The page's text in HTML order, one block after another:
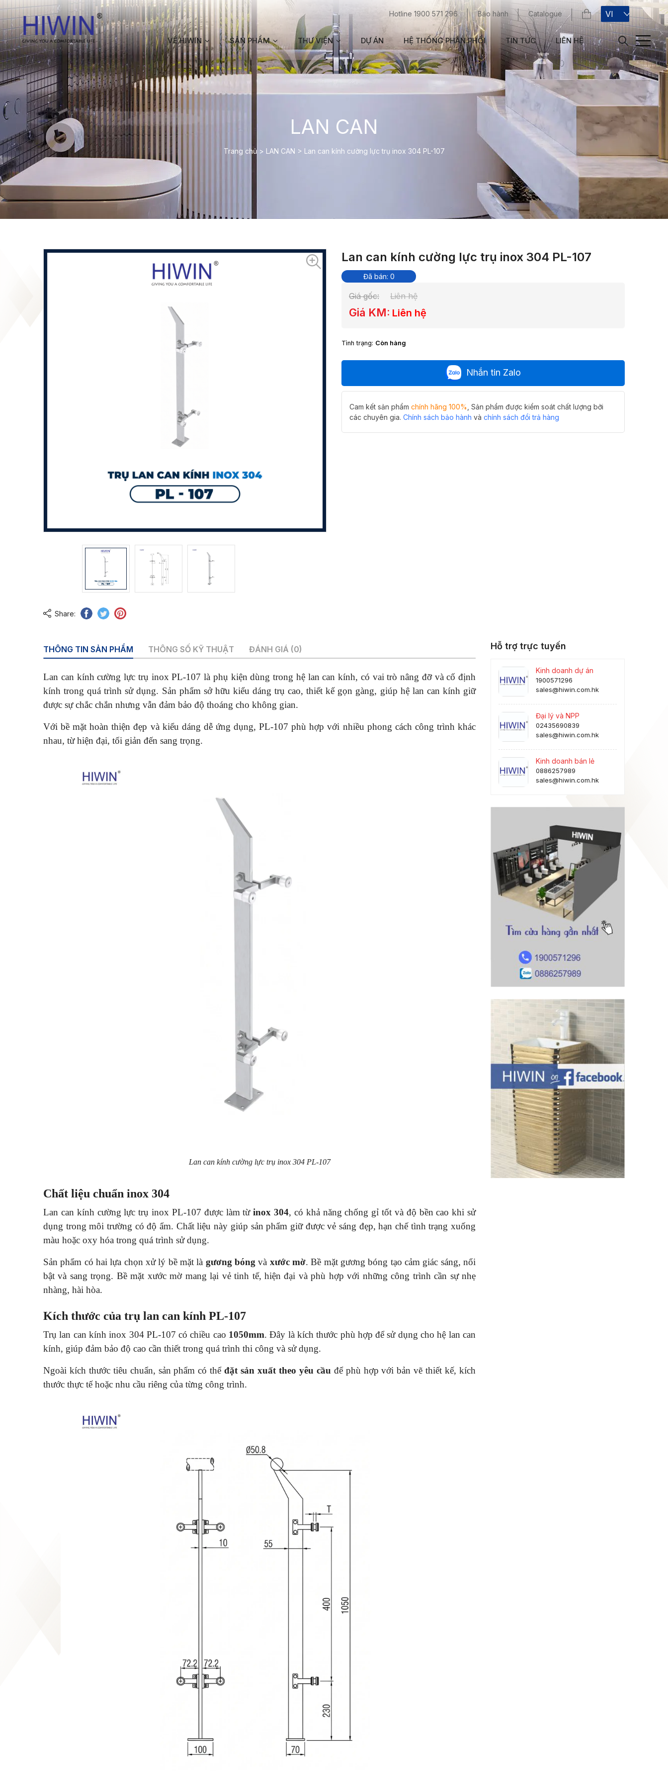
Hotline 1900 571 296 Bảo hành Catalogue VI
VỀ HIWIN SẢN PHẨM THƯ VIỆN DỰ ÁN HỆ THỐNG PHÂN PHỐI TIN TỨC LIÊN HỆ
LAN CAN
Trang chủ> LAN CAN > Lan can kính cường lực trụ inox 304 PL-107
Share:
Lan can kính cường lực trụ inox 304 PL-107
Đã bán: 0
Giá gốc: Liên hệ
Giá KM: Liên hệ
Tình trạng: Còn hàng
Nhắn tin Zalo
Cam kết sản phẩm chính hãng 100% , Sản phẩm được kiểm soát chất lượng bởi
các chuyên gia. Chính sách bảo hành và chính sách đổi trả hàng
THÔNG TIN SẢN PHẨM THÔNG SỐ KỸ THUẬT ĐÁNH GIÁ (0)
Lan can kính cường lực trụ inox PL-107 là phụ kiện dùng trong hệ lan can kính, có vai trò nâng đỡ và cố định
kính trong quá trình sử dụng. Sản phẩm sở hữu kiểu dáng trụ cao, thiết kế gọn gàng, giúp hệ lan can kính giữ
được sự chắc chắn nhưng vẫn đảm bảo độ thoáng cho không gian.
Với bề mặt hoàn thiện đẹp và kiểu dáng dễ ứng dụng, PL-107 phù hợp với nhiều phong cách công trình khác
nhau, từ hiện đại, tối giản đến sang trọng.
Lan can kính cường lực trụ inox 304 PL-107
Chất liệu chuẩn inox 304
Lan can kính cường lực trụ inox PL-107 được làm từinox 304, có khả năng chống gỉ tốt và độ bền cao khi sử
dụng trong môi trường có độ ẩm. Chất liệu này giúp sản phẩm giữ được vẻ sáng đẹp, hạn chế tình trạng xuống
màu hoặc oxy hóa trong quá trình sử dụng.
Sản phẩm có hai lựa chọn xử lý bề mặt là gương bóng và xước mờ. Bề mặt gương bóng tạo cảm giác sáng, nổi
bật và sang trọng. Bề mặt xước mờ mang lại vẻ tinh tế, hiện đại và phù hợp với những công trình cần sự nhẹ
nhàng, hài hòa.
Kích thước của trụ lan can kính PL-107
Trụ lan can kính inox 304 PL-107 có chiều cao 1050mm. Đây là kích thước phù hợp để sử dụng cho hệ lan can
kính, giúp đảm bảo độ cao cần thiết trong quá trình thi công và sử dụng.
Ngoài kích thước tiêu chuẩn, sản phẩm có thểđặt sản xuất theo yêu cầu để phù hợp với bản vẽ thiết kế, kích
thước thực tế hoặc nhu cầu riêng của từng công trình.
Hỗ trợ trực tuyến
Kinh doanh dự án
1900571296
sales@hiwin.com.hk
Đại lý và NPP
02435690839
sales@hiwin.com.hk
Kinh doanh bán lẻ
0886257989
sales@hiwin.com.hk